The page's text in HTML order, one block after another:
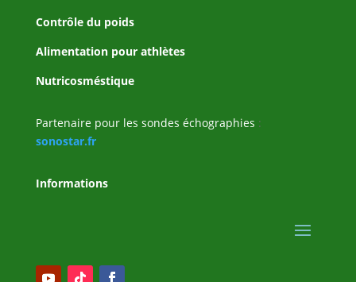
Contrôle du poids
Alimentation pour athlètes
Nutricosméstique
Partenaire pour les sondes échographies :
sonostar.fr
Informations